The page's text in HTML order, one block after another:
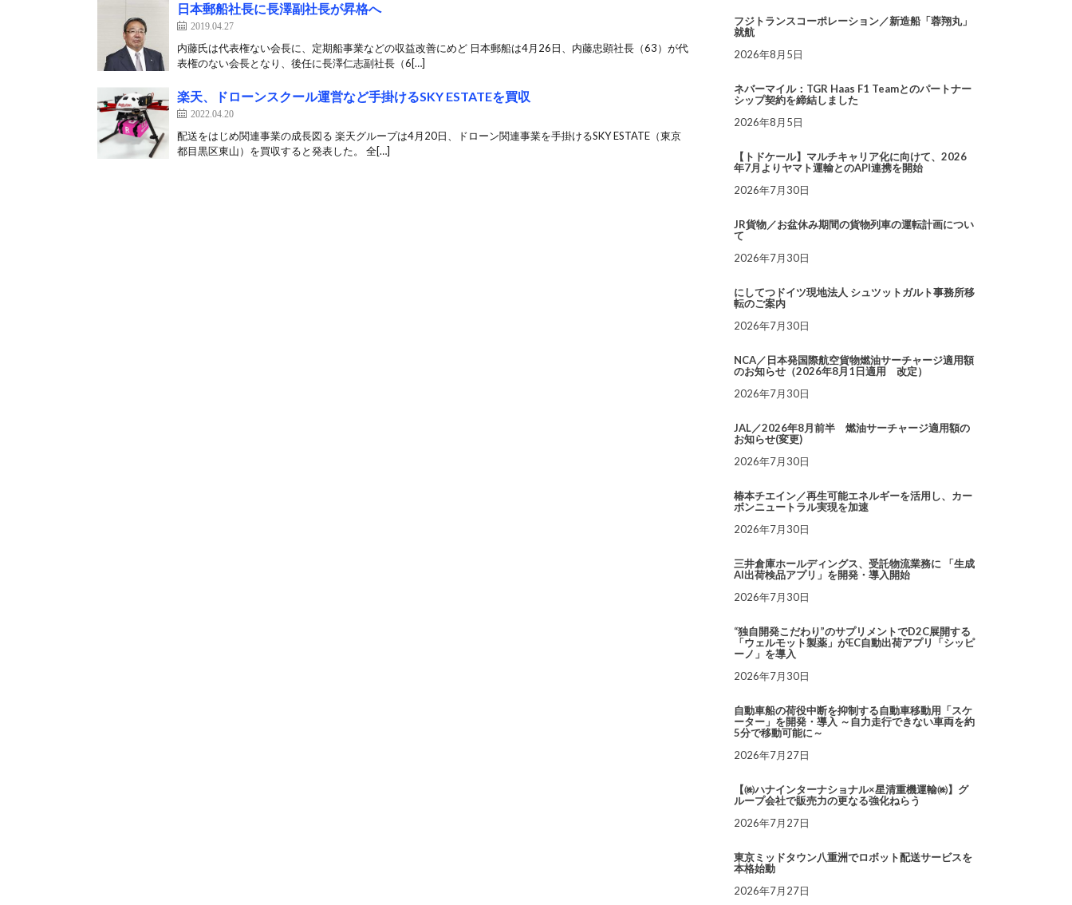
日本郵船社長に長澤副社長が昇格へ
2019.04.27
内藤氏は代表権ない会長に、定期船事業などの収益改善にめど 日本郵船は4月26日、内藤忠顕社長（63）が代
表権のない会長となり、後任に長澤仁志副社長（6[…]
楽天、ドローンスクール運営など手掛けるSKY ESTATEを買収
2022.04.20
配送をはじめ関連事業の成長図る 楽天グループは4月20日、ドローン関連事業を手掛けるSKY ESTATE（東京
都目黒区東山）を買収すると発表した。 全[…]
フジトランスコーポレーション／新造船「蓉翔丸」
就航
2026年8月5日
ネバーマイル：TGR Haas F1 Teamとのパートナー
シップ契約を締結しました
2026年8月5日
【トドケール】マルチキャリア化に向けて、2026
年7月よりヤマト運輸とのAPI連携を開始
2026年7月30日
JR貨物／お盆休み期間の貨物列車の運転計画につい
て
2026年7月30日
にしてつドイツ現地法人 シュツットガルト事務所移
転のご案内
2026年7月30日
NCA／日本発国際航空貨物燃油サーチャージ適用額
のお知らせ（2026年8月1日適用 改定）
2026年7月30日
JAL／2026年8月前半 燃油サーチャージ適用額の
お知らせ(変更)
2026年7月30日
椿本チエイン／再生可能エネルギーを活用し、カー
ボンニュートラル実現を加速
2026年7月30日
三井倉庫ホールディングス、受託物流業務に 「生成
AI出荷検品アプリ」を開発・導入開始
2026年7月30日
“独自開発こだわり”のサプリメントでD2C展開する
「ウェルモット製薬」がEC自動出荷アプリ「シッピ
ーノ」を導入
2026年7月30日
自動車船の荷役中断を抑制する自動車移動用「スケ
ーター」を開発・導入 ～自力走行できない車両を約
5分で移動可能に～
2026年7月27日
【㈱ハナインターナショナル×星清重機運輸㈱】グ
ループ会社で販売力の更なる強化ねらう
2026年7月27日
東京ミッドタウン八重洲でロボット配送サービスを
本格始動
2026年7月27日